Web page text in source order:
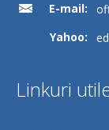
E-mail:
Yahoo:
Linkuri